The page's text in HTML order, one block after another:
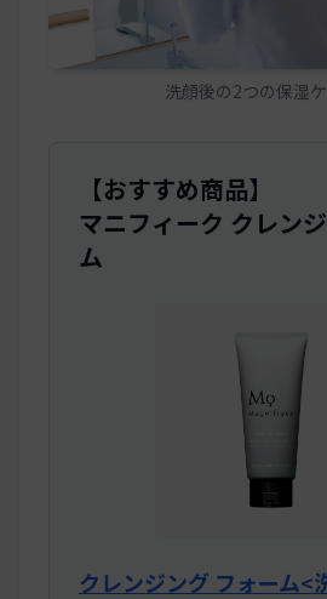
洗顔後の2つの保湿
【おすすめ商品】
マニフィーク クレン
ム
クレンジング フォーム<